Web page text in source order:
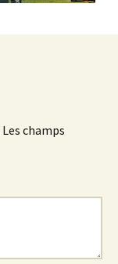
Les champs